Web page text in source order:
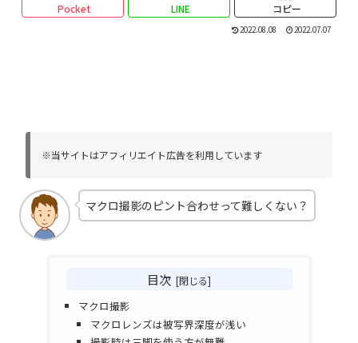
Pocket LINE コピー
2022.08.08 2022.07.07
※当サイトはアフィリエイト広告を利用しています
マクロ撮影のピント合わせって難しくない？
目次
マクロ撮影
マクロレンズは被写界深度が浅い